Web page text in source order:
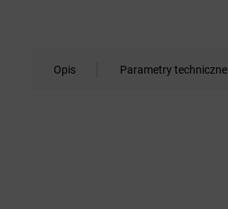
Opis Parametry techniczne